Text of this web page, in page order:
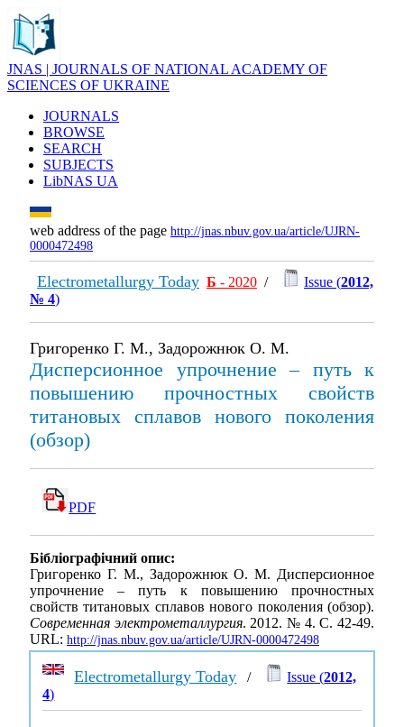
JNAS | JOURNALS OF NATIONAL ACADEMY OF
SCIENCES OF UKRAINE
JOURNALS
BROWSE
SEARCH
SUBJECTS
LibNAS UA
web address of the page http://jnas.nbuv.gov.ua/article/UJRN-
0000472498
Electrometallurgy Today Б - 2020 / Issue (2012,
№ 4)
Григоренко Г. М., Задорожнюк О. М.
Дисперсионное упрочнение – путь к
повышению прочностных свойств
титановых сплавов нового поколения
(обзор)
PDF
Бібліографічний опис:
Григоренко Г. М., Задорожнюк О. М. Дисперсионное
упрочнение – путь к повышению прочностных
свойств титановых сплавов нового поколения (обзор).
Современная электрометаллургия. 2012. № 4. С. 42-49.
URL: http://jnas.nbuv.gov.ua/article/UJRN-0000472498
Electrometallurgy Today / Issue (2012,
4)